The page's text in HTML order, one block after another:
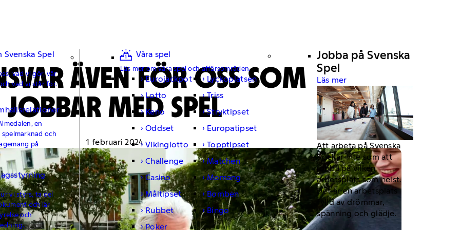
Svenska Spel
vad vi gör, vår
vad vi står för.
en
och
på
vi styrs, ta del
och lär
och
Våra spel
Läs mer om våra spel och affärsområden.
Eurojackpot
Lyckoplatsen
Lotto
Triss
Keno
Stryktipset
Oddset
Europatipset
Vikinglotto
Topptipset
Challenge
Matchen
Casino
Momang
Måltipset
Bomben
Rubbet
Bingo
Poker
Jobba på Svenska
Spel
Läs mer
Att arbeta på Svenska
Spel är inte som att
jobba på vilken
arbetsplats som helst.
Det är en arbetsplats
fylld av drömmar,
spänning och glädje.
ÄVEN FÖR OSS SOM
JOBBAR MED SPEL
1 februari 2024